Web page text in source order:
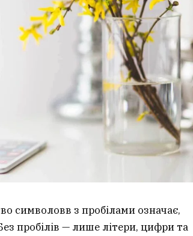
символовв з пробілами означає,
пробілів — лише літери, цифри та